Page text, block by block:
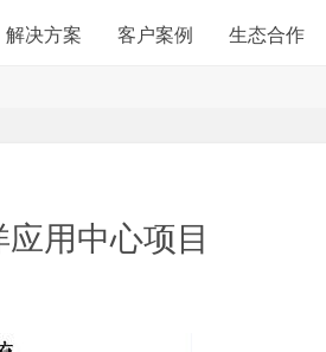
解决方案 客户案例 生态合作
用中心项目